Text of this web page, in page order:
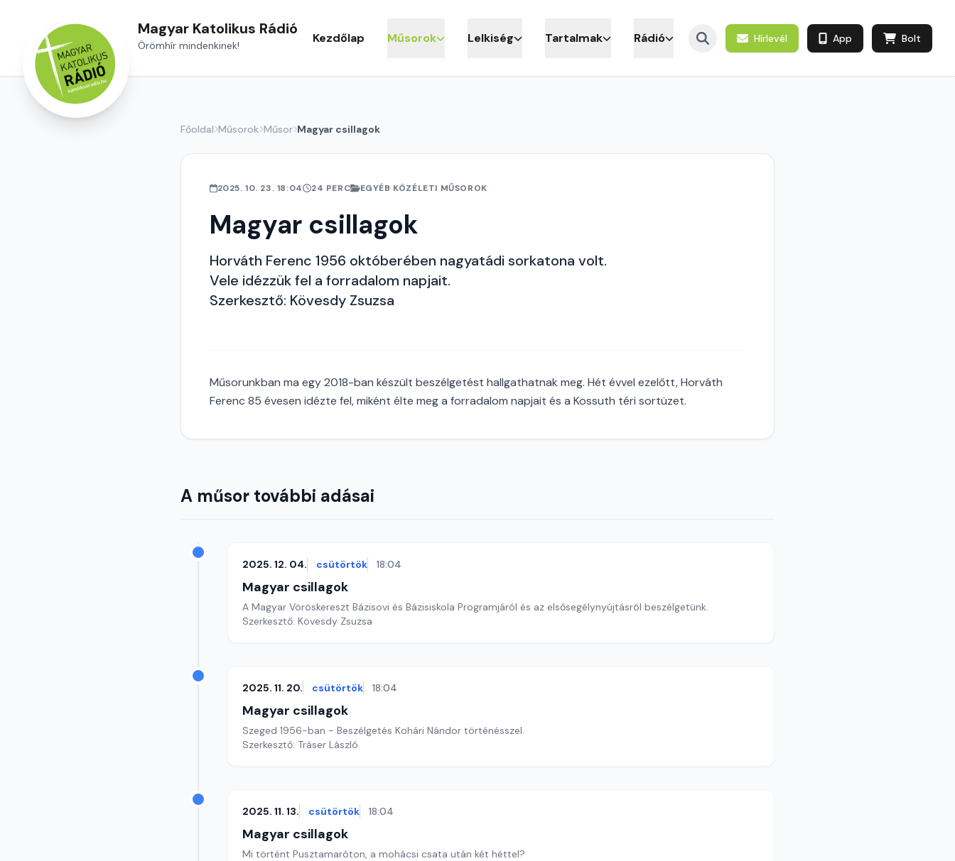
Magyar Katolikus Rádió
Örömhír mindenkinek! Kezdőlap Műsorok Lelkiség Tartalmak Rádió Hírlevél App Bolt
Főoldal Műsorok Műsor Magyar csillagok
2025. 10. 23. 18:04 24 PERC EGYÉB KÖZÉLETI MŰSOROK
Magyar csillagok
Horváth Ferenc 1956 októberében nagyatádi sorkatona volt.
Vele idézzük fel a forradalom napjait.
Szerkesztő: Kövesdy Zsuzsa
Műsorunkban ma egy 2018-ban készült beszélgetést hallgathatnak meg. Hét évvel ezelőtt, Horváth
Ferenc 85 évesen idézte fel, miként élte meg a forradalom napjait és a Kossuth téri sortüzet.
A műsor további adásai
2025. 12. 04. csütörtök 18:04
Magyar csillagok
A Magyar Vöröskereszt Bázisovi és Bázisiskola Programjáról és az elsősegélynyújtásról beszélgetünk.
Szerkesztő: Kövesdy Zsuzsa
2025. 11. 20. csütörtök 18:04
Magyar csillagok
Szeged 1956-ban - Beszélgetés Kohári Nándor történésszel.
Szerkesztő: Tráser László
2025. 11. 13. csütörtök 18:04
Magyar csillagok
Mi történt Pusztamaróton, a mohácsi csata után két héttel?